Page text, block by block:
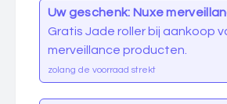
Uw geschenk: Nuxe
Gratis Jade roller bij aankoop
merveillance producten.
zolang de voorraad strekt